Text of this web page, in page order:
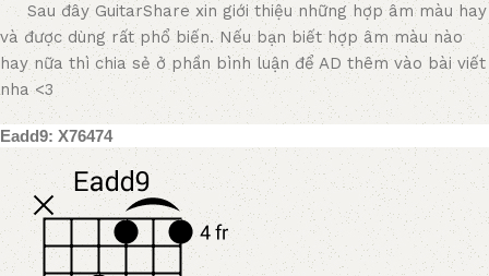
Sau đây GuitarShare xin giới thiệu những hợp âm màu hay
và được dùng rất phổ biến. Nếu bạn biết hợp âm màu nào
hay nữa thì chia sẻ ở phần bình luận để AD thêm vào bài viết
nha <3
Eadd9: X76474